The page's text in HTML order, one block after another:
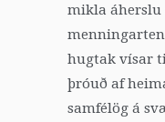
mikla áherslu
hugtak vísar
þróuð af
samfélög á